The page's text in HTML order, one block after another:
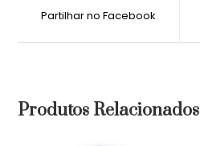
Partilhar no Facebook
Produtos Relacionados